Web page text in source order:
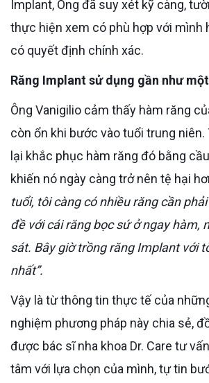
Implant, Ông đã suy xét kỹ càng,
thực hiện xem có phù hợp với mình
có quyết định chính xác.
Răng Implant sử dụng gần như
Ông Vanigilio cảm thấy hàm răng của mình không
còn ổn khi bước vào tuổi trung niên.
lại khắc phục hàm răng đó bằng
khiến nó ngày càng trở nên tệ hại
tuổi, tôi càng có nhiều răng cần
đề với cái răng bọc sứ ở ngay hàm,
sát. Bây giờ trồng răng Implant với
nhất”.
Vậy là từ thông tin thực tế của những người đã trải
nghiệm phương pháp này chia sẻ,
được bác sĩ nha khoa Dr. Care tư
tâm với lựa chọn của mình, tự tin